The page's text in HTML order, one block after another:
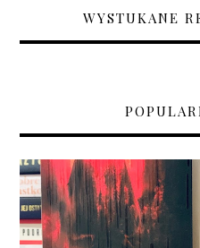
WYSTUKANE